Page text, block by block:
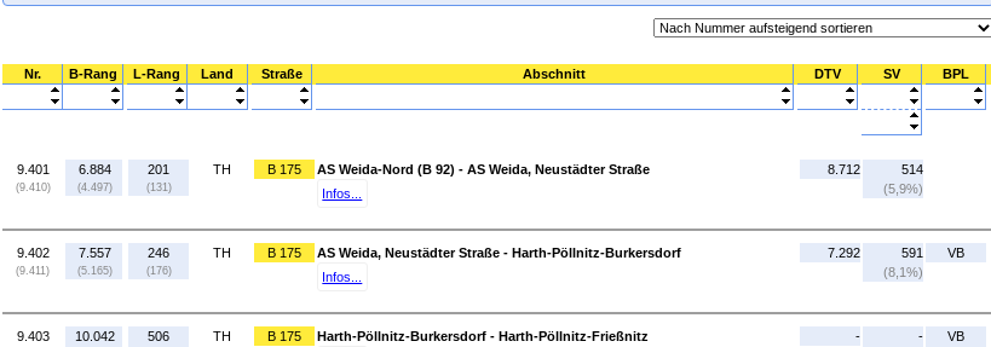
Nr. B-Rang L-Rang Land Straße Abschnitt DTV SV BPL
9.401
(9.410)
6.884
(4.497)
201
(131)
TH B 175
AS Weida-Nord (B 92) - AS Weida, Neustädter Straße
Infos...
8.712
514
(5,9%)
9.402
(9.411)
7.557
(5.165)
246
(176)
TH B 175
AS Weida, Neustädter Straße - Harth-Pöllnitz-Burkersdorf
Infos...
7.292
591
(8,1%)
VB
9.403 10.042 506 TH B 175
Harth-Pöllnitz-Burkersdorf - Harth-Pöllnitz-Frießnitz
-
-
VB